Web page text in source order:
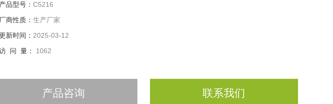
产品型号： C5216
厂商性质： 生产厂家
新时间： 2025-03-12
问 量： 1062
产品咨询 联系我们